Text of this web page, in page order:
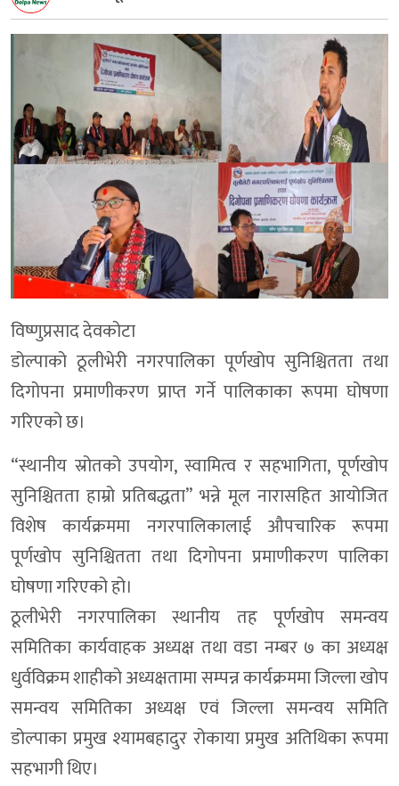
विष्णुप्रसाद देवकोटा
डोल्पाको ठूलीभेरी नगरपालिका पूर्णखोप सुनिश्चितता तथा
दिगोपना प्रमाणीकरण प्राप्त गर्ने पालिकाका रूपमा घोषणा
गरिएको छ।
“स्थानीय स्रोतको उपयोग, स्वामित्व र सहभागिता, पूर्णखोप
सुनिश्चितता हाम्रो प्रतिबद्धता” भन्ने मूल नारासहित आयोजित
विशेष कार्यक्रममा नगरपालिकालाई औपचारिक रूपमा
पूर्णखोप सुनिश्चितता तथा दिगोपना प्रमाणीकरण पालिका
घोषणा गरिएको हो।
ठूलीभेरी नगरपालिका स्थानीय तह पूर्णखोप समन्वय
समितिका कार्यवाहक अध्यक्ष तथा वडा नम्बर ७ का अध्यक्ष
धुर्वविक्रम शाहीको अध्यक्षतामा सम्पन्न कार्यक्रममा जिल्ला खोप
समन्वय समितिका अध्यक्ष एवं जिल्ला समन्वय समिति
डोल्पाका प्रमुख श्यामबहादुर रोकाया प्रमुख अतिथिका रूपमा
सहभागी थिए।